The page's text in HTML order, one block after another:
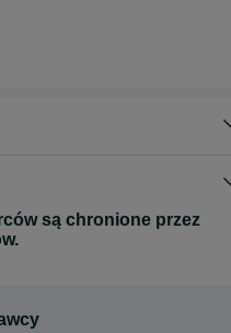
są chronione przez